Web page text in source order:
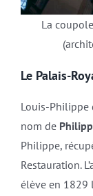
La
Le Palais-
Louis-Philippe
nom de
Philippe,
Restauration.
élève en 1829